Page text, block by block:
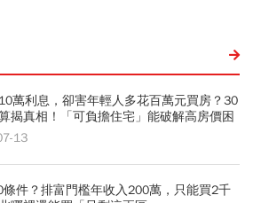
萬利息，卻害年輕人多花百萬元買房？30
揭真相！「可負擔住宅」能破解高房價困
13
條件？排富門檻年收入200萬，只能買2千